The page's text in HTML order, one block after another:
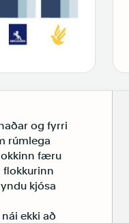
og fyrri
rúmlega
færu
flokkurinn
kjósa
ekki að